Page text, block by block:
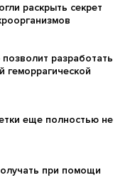
раскрыть секрет
разработать
геморрагической
еще полностью не
при помощи